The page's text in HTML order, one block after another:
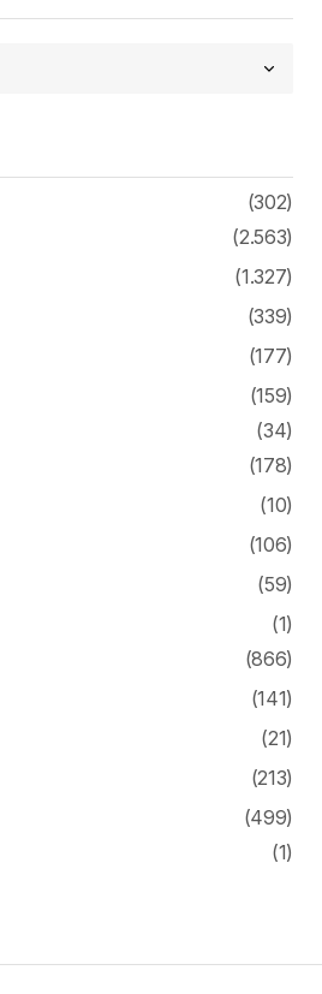
(302)
(2.563)
(1.327)
(339)
(177)
(159)
(34)
(178)
(10)
(106)
(59)
(1)
(866)
(141)
(21)
(213)
(499)
(1)